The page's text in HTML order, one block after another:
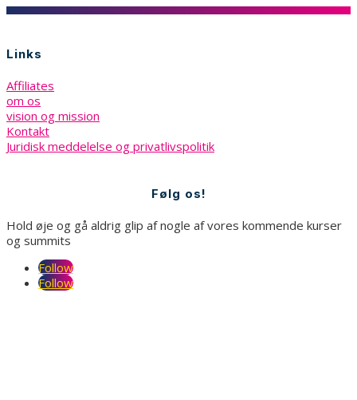
Links
Affiliates
om os
vision og mission
Kontakt
Juridisk meddelelse og privatlivspolitik
Følg os!
Hold øje og gå aldrig glip af nogle af vores kommende kurser
og summits
Follow
Follow